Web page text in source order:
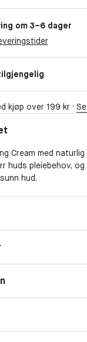
om 3–6 dager
kjøp over 199 kr ·
Cream med
huds pleiebehov,
hud.